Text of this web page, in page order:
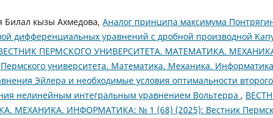
кызы Ахмедова, Аналог принципа максимума
дифференциальных уравнений с дробной производной
ПЕРМСКОГО УНИВЕРСИТЕТА. МАТЕМАТИКА.
университета. Математика. Механика. Информатика
Эйлера и необходимые условия оптимальности второго
нелинейным интегральным уравнением Вольтерра ,
МЕХАНИКА. ИНФОРМАТИКА: № 1 (68) (2025): Вестник